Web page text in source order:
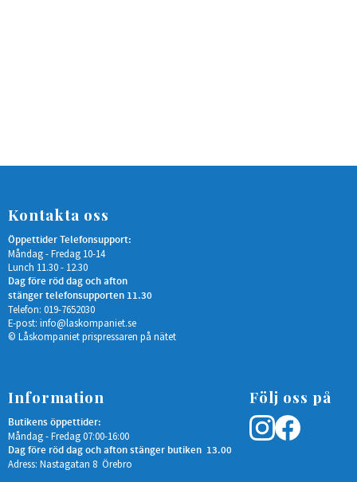
Kontakta oss
Öppettider Telefonsupport:
Måndag - Fredag 10-14
Lunch 11.30 - 12.30
Dag före röd dag och afton
stänger telefonsupporten 11.30
Telefon: 019-7652030
E-post: info@laskompaniet.se
© Låskompaniet prispressaren på nätet
Information
Butikens öppettider:
Måndag - Fredag 07:00-16:00
Dag före röd dag och afton stänger butiken 13.00
Adress: Nastagatan 8 Örebro
Följ oss på